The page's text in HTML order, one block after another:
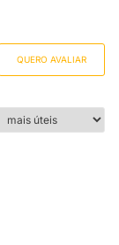
QUERO AVALIAR